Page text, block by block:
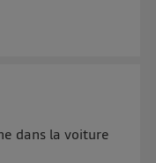
dans la voiture